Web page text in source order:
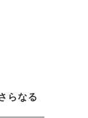
らなる